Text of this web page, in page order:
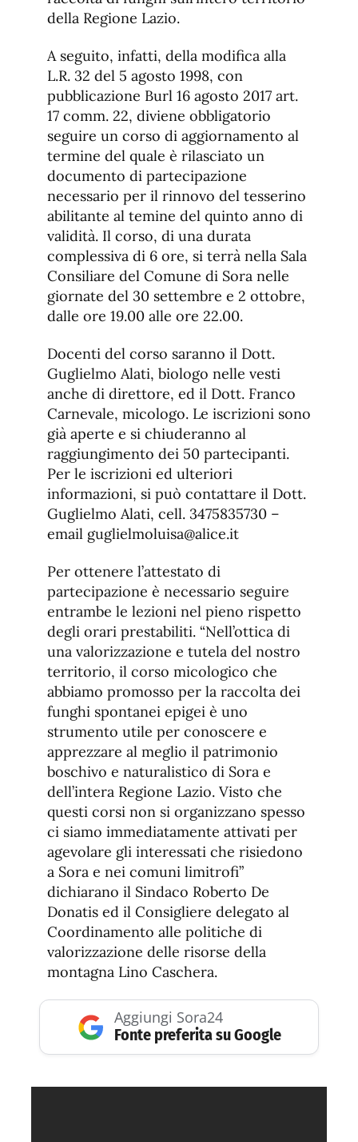
della Regione Lazio.
A seguito, infatti, della modifica alla
L.R. 32 del 5 agosto 1998, con
pubblicazione Burl 16 agosto 2017 art.
17 comm. 22, diviene obbligatorio
seguire un corso di aggiornamento al
termine del quale è rilasciato un
documento di partecipazione
necessario per il rinnovo del tesserino
abilitante al temine del quinto anno di
validità. Il corso, di una durata
complessiva di 6 ore, si terrà nella Sala
Consiliare del Comune di Sora nelle
giornate del 30 settembre e 2 ottobre,
dalle ore 19.00 alle ore 22.00.
Docenti del corso saranno il Dott.
Guglielmo Alati, biologo nelle vesti
anche di direttore, ed il Dott. Franco
Carnevale, micologo. Le iscrizioni sono
già aperte e si chiuderanno al
raggiungimento dei 50 partecipanti.
Per le iscrizioni ed ulteriori
informazioni, si può contattare il Dott.
Guglielmo Alati, cell. 3475835730 –
email guglielmoluisa@alice.it
Per ottenere l’attestato di
partecipazione è necessario seguire
entrambe le lezioni nel pieno rispetto
degli orari prestabiliti. “Nell’ottica di
una valorizzazione e tutela del nostro
territorio, il corso micologico che
abbiamo promosso per la raccolta dei
funghi spontanei epigei è uno
strumento utile per conoscere e
apprezzare al meglio il patrimonio
boschivo e naturalistico di Sora e
dell’intera Regione Lazio. Visto che
questi corsi non si organizzano spesso
ci siamo immediatamente attivati per
agevolare gli interessati che risiedono
a Sora e nei comuni limitrofi”
dichiarano il Sindaco Roberto De
Donatis ed il Consigliere delegato al
Coordinamento alle politiche di
valorizzazione delle risorse della
montagna Lino Caschera.
Aggiungi Sora24
Fonte preferita su Google